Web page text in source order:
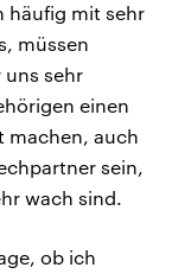
häufig mit sehr
müssen
sehr
einen
machen, auch
sein,
wach sind.
ob ich